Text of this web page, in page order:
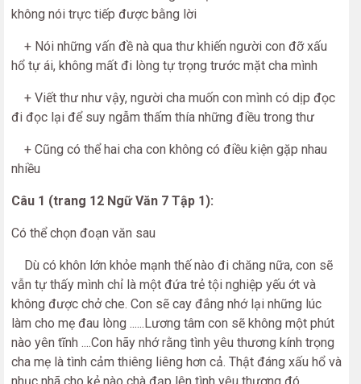
không nói trực tiếp được bằng lời
+ Nói những vấn đề nà qua thư khiến người con đỡ xấu
hổ tự ái, không mất đi lòng tự trọng trước mặt cha mình
+ Viết thư như vậy, người cha muốn con mình có dịp đọc
đi đọc lại để suy ngẫm thấm thía những điều trong thư
+ Cũng có thể hai cha con không có điều kiện gặp nhau
nhiều
Câu 1 (trang 12 Ngữ Văn 7 Tập 1):
Có thể chọn đoạn văn sau
Dù có khôn lớn khỏe mạnh thế nào đi chăng nữa, con sẽ
vẫn tự thấy mình chỉ là một đứa trẻ tội nghiệp yếu ớt và
không được chở che. Con sẽ cay đắng nhớ lại những lúc
làm cho mẹ đau lòng ......Lương tâm con sẽ không một phút
nào yên tĩnh ....Con hãy nhớ rằng tình yêu thương kính trọng
cha mẹ là tình cảm thiêng liêng hơn cả. Thật đáng xấu hổ và